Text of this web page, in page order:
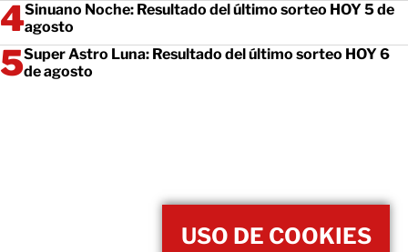
Sinuano Noche: Resultado del último sorteo HOY 5 de
agosto
Super Astro Luna: Resultado del último sorteo HOY 6
de agosto
USO DE COOKIES